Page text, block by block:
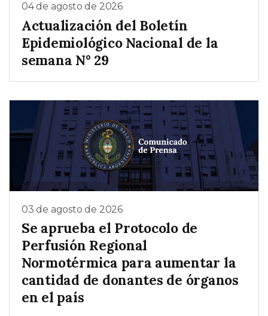
04 de agosto de 2026
Actualización del Boletín
Epidemiológico Nacional de la
semana N° 29
03 de agosto de 2026
Se aprueba el Protocolo de
Perfusión Regional
Normotérmica para aumentar la
cantidad de donantes de órganos
en el país